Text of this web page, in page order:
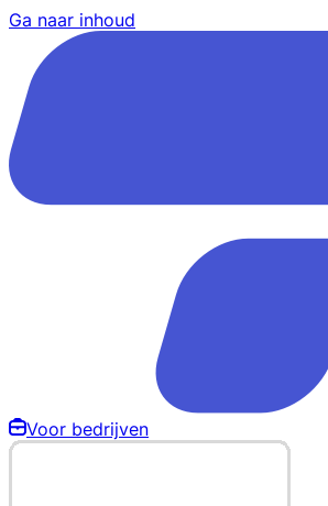
Ga naar inhoud
Voor bedrijven